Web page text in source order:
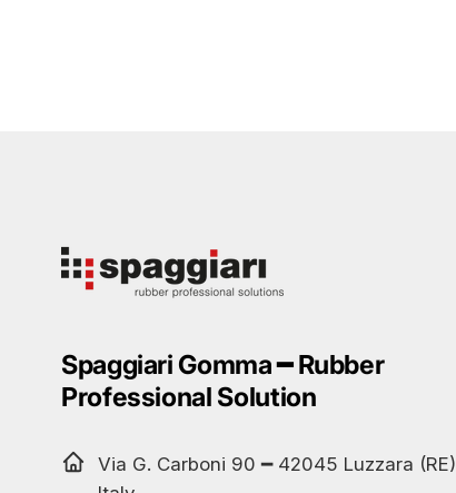
Spaggiari Gomma ━ Rubber
Professional Solution
Via G. Carboni 90 ━ 42045 Luzzara (RE)